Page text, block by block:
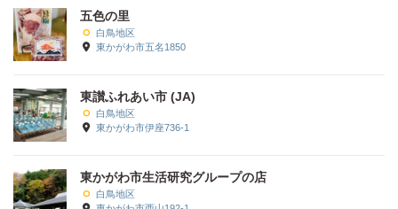
五色の里
白鳥地区
東かがわ市五名1850
東讃ふれあい市 (JA)
白鳥地区
東かがわ市伊座736-1
東かがわ市生活研究グループの店
白鳥地区